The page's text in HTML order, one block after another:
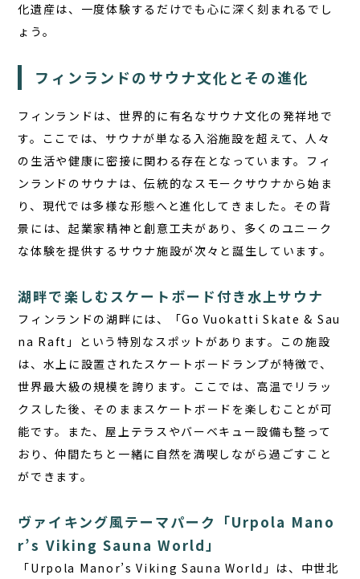
アクティビティ
FAQ
コラム
お知らせ
お問い合わせ
JA
EN
栃木県那須町簑沢563-4旧美野沢小学校
0287-73-5333 （9:30～20:00）
宿泊予約 サウナ予約
化遺産は、一度体験するだけでも心に深く刻まれるでし
ょう。
フィンランドのサウナ文化とその進化
フィンランドは、世界的に有名なサウナ文化の発祥地で
す。ここでは、サウナが単なる入浴施設を超えて、人々
の生活や健康に密接に関わる存在となっています。フィ
ンランドのサウナは、伝統的なスモークサウナから始ま
り、現代では多様な形態へと進化してきました。その背
景には、起業家精神と創意工夫があり、多くのユニーク
な体験を提供するサウナ施設が次々と誕生しています。
湖畔で楽しむスケートボード付き水上サウナ
フィンランドの湖畔には、「Go Vuokatti Skate & Sau
na Raft」という特別なスポットがあります。この施設
は、水上に設置されたスケートボードランプが特徴で、
世界最大級の規模を誇ります。ここでは、高温でリラッ
クスした後、そのままスケートボードを楽しむことが可
能です。また、屋上テラスやバーベキュー設備も整って
おり、仲間たちと一緒に自然を満喫しながら過ごすこと
ができます。
ヴァイキング風テーマパーク「Urpola Mano
r’s Viking Sauna World」
「Urpola Manor’s Viking Sauna World」は、中世北